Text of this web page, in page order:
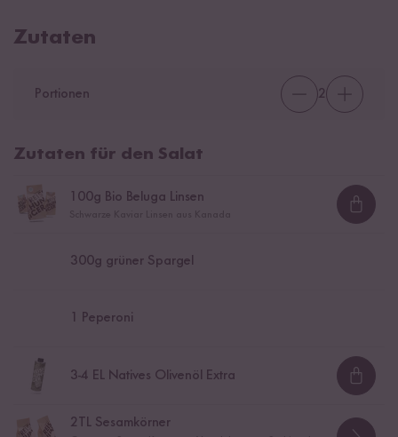
Zutaten
Portionen 2
Zutaten für den Salat
100g Bio Beluga Linsen
300g grüner Spargel
1 Peperoni
3-4 EL Natives Olivenöl Extra
2 TL Sesamkörner